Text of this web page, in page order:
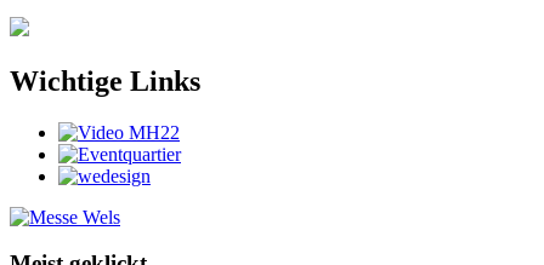
Wichtige Links